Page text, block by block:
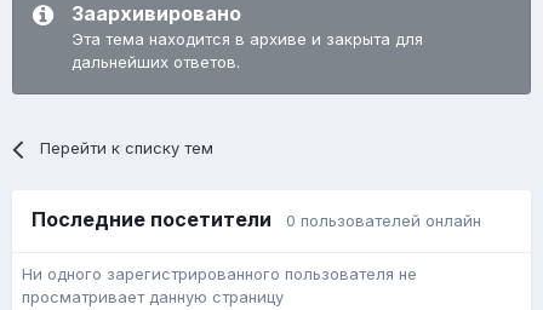
Заархивировано
Эта тема находится в архиве и закрыта для
дальнейших ответов.
Перейти к списку тем
Последние посетители 0 пользователей онлайн
Ни одного зарегистрированного пользователя не
просматривает данную страницу